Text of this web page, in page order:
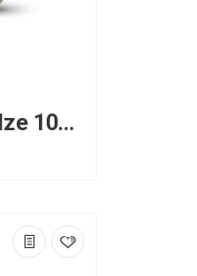
LED spuldze 10W Filament E27 A67 4500K VTAC